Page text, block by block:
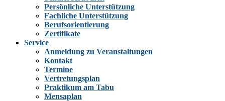
Persönliche Unterstützung
Fachliche Unterstützung
Berufsorientierung
Zertifikate
Service
Anmeldung zu Veranstaltungen
Kontakt
Termine
Vertretungsplan
Praktikum am Tabu
Mensaplan